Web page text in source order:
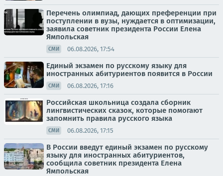
Перечень олимпиад, дающих преференции при
поступлении в вузы, нуждается в оптимизации,
заявила советник президента России Елена
Ямпольская
СМИ 06.08.2026, 17:54
Единый экзамен по русскому языку для
иностранных абитуриентов появится в России
СМИ 06.08.2026, 17:16
Российская школьница создала сборник
лингвистических сказок, которые помогают
запомнить правила русского языка
СМИ 06.08.2026, 17:15
В России введут единый экзамен по русскому
языку для иностранных абитуриентов,
сообщила советник президента Елена
Ямпольская